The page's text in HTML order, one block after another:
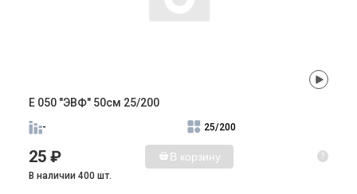
E 050 "ЭВФ" 50см 25/200
- 25/200
25 ₽ В корзину ?
В наличии 400 шт.